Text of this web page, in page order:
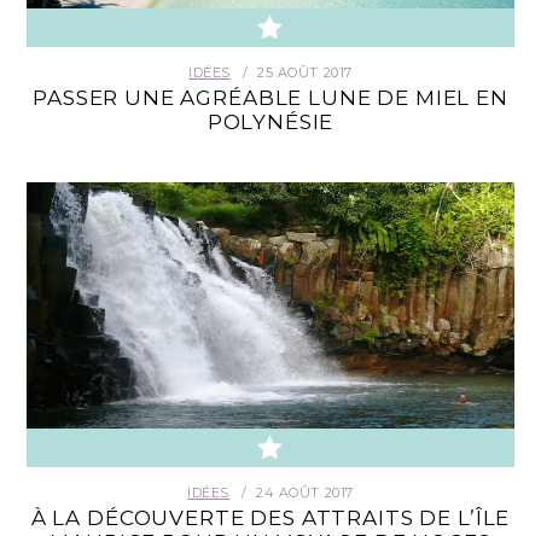
IDÉES 25 AOÛT 2017
PASSER UNE AGRÉABLE LUNE DE MIEL EN
POLYNÉSIE
IDÉES 24 AOÛT 2017
À LA DÉCOUVERTE DES ATTRAITS DE L’ÎLE